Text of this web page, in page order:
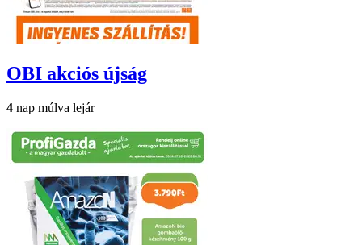
OBI akciós újság
4 nap múlva lejár